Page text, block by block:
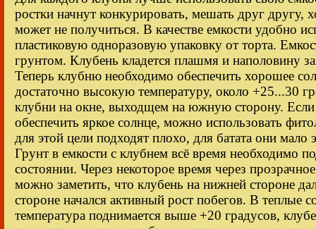
ростки начнут конкурировать, мешать друг другу,
может не получиться. В качестве емкости удобно
пластиковую одноразовую упаковку от торта.
грунтом. Клубень кладется плашмя и наполовину
Теперь клубню необходимо обеспечить хорошее
достаточно высокую температуру, около +25...30
клубни на окне, выходщем на южную сторону.
обеспечить яркое солнце, можно использовать
для этой цели подходят плохо, для батата они мало
Грунт в емкости с клубнем всё время необходимо
состоянии. Через некоторое время через
можно заметить, что клубень на нижней стороне
стороне начался активный рост побегов. В теплые
температура поднимается выше +20 градусов,